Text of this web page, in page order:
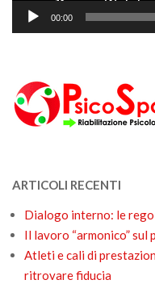
00:00
ARTICOLI RECENTI
Dialogo interno: le
Il lavoro “armonico” sul
Atleti e cali di
ritrovare fiducia